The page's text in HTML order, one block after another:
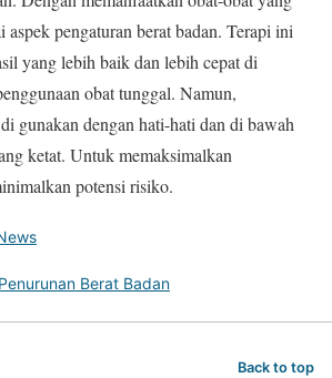
aspek pengaturan berat badan. Terapi ini
yang lebih baik dan lebih cepat di
obat tunggal. Namun,
gunakan dengan hati-hati dan di bawah
ketat. Untuk memaksimalkan
potensi risiko.
Penurunan Berat Badan
Back to top